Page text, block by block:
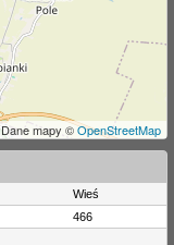
Dane mapy ©OpenStreetMap
Wieś
466